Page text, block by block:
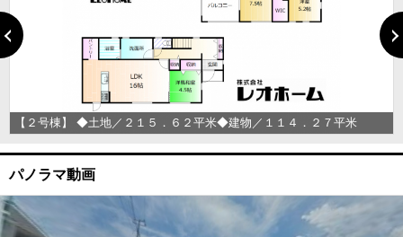
【２号棟】 ◆土地／２１５．６２平米◆建物／１１４．２７平米
パノラマ動画